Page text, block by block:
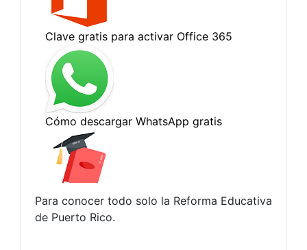
Para conocer todo solo la Reforma Educativa
de Puerto Rico.